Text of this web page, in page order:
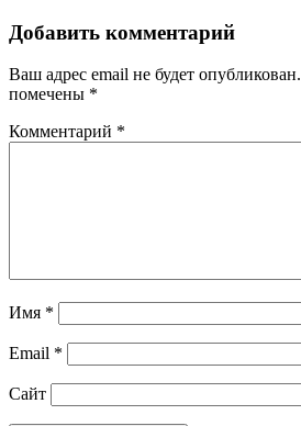
Добавить комментарий
Ваш адрес email не будет опубликован.
помечены *
Комментарий *
Имя *
Email *
Сайт